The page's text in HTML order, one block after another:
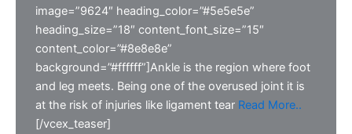
image=”9624″ heading_color=”#5e5e5e”
heading_size=”18″ content_font_size=”15″
content_color=”#8e8e8e”
background=”#ffffff”]Ankle is the region where foot
and leg meets. Being one of the overused joint it is
at the risk of injuries like ligament tear Read More..
[/vcex_teaser]